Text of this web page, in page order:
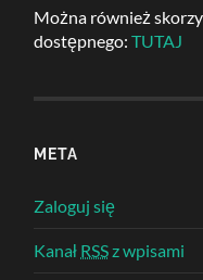
Można również
dostępnego: TUTAJ
META
Zaloguj się
Kanał RSSz wpisami